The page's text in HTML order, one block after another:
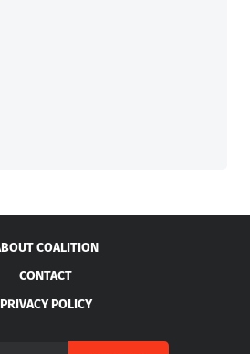
COALITION
CONTACT
PRIVACY POLICY